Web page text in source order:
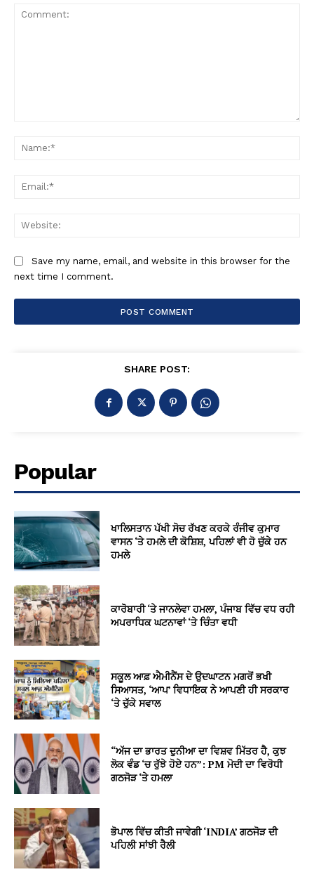
Save my name, email, and website in this browser for the
next time I comment.
SHARE POST:
Popular
ਖਾਲਿਸਤਾਨ ਪੱਖੀ ਸੋਚ ਰੱਖਣ ਕਰਕੇ ਰੰਜੀਵ ਕੁਮਾਰ
ਵਾਸਨ ‘ਤੇ ਹਮਲੇ ਦੀ ਕੋਸ਼ਿਸ਼, ਪਹਿਲਾਂ ਵੀ ਹੋ ਚੁੱਕੇ ਹਨ
ਹਮਲੇ
ਕਾਰੋਬਾਰੀ ‘ਤੇ ਜਾਨਲੇਵਾ ਹਮਲਾ, ਪੰਜਾਬ ਵਿੱਚ ਵਧ ਰਹੀ
ਅਪਰਾਧਿਕ ਘਟਨਾਵਾਂ ‘ਤੇ ਚਿੰਤਾ ਵਧੀ
ਸਕੂਲ ਆਫ਼ ਐਮੀਨੈਂਸ ਦੇ ਉਦਘਾਟਨ ਮਗਰੋਂ ਭਖੀ
ਸਿਆਸਤ, ‘ਆਪ’ ਵਿਧਾਇਕ ਨੇ ਆਪਣੀ ਹੀ ਸਰਕਾਰ
‘ਤੇ ਚੁੱਕੇ ਸਵਾਲ
“ਅੱਜ ਦਾ ਭਾਰਤ ਦੁਨੀਆ ਦਾ ਵਿਸ਼ਵ ਮਿੱਤਰ ਹੈ, ਕੁਝ
ਲੋਕ ਵੰਡ ‘ਚ ਰੁੱਝੇ ਹੋਏ ਹਨ”: PM ਮੋਦੀ ਦਾ ਵਿਰੋਧੀ
ਗਠਜੋੜ ‘ਤੇ ਹਮਲਾ
ਭੋਪਾਲ ਵਿੱਚ ਕੀਤੀ ਜਾਵੇਗੀ ‘INDIA’ ਗਠਜੋੜ ਦੀ
ਪਹਿਲੀ ਸਾਂਝੀ ਰੈਲੀ